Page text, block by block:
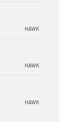
HAWK
HAWK
HAWK